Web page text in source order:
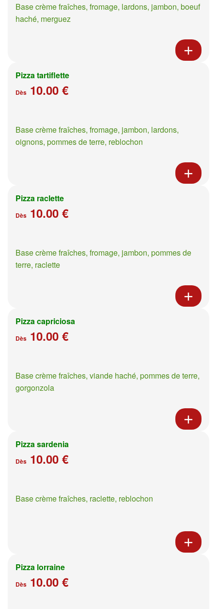
Base crème fraîches, fromage, lardons, jambon, boeuf
haché, merguez
Pizza tartiflette
Dès 10.00 €
Base crème fraîches, fromage, jambon, lardons,
oignons, pommes de terre, reblochon
Pizza raclette
Dès 10.00 €
Base crème fraîches, fromage, jambon, pommes de
terre, raclette
Pizza capriciosa
Dès 10.00 €
Base crème fraîches, viande haché, pommes de terre,
gorgonzola
Pizza sardenia
Dès 10.00 €
Base crème fraîches, raclette, reblochon
Pizza lorraine
Dès 10.00 €